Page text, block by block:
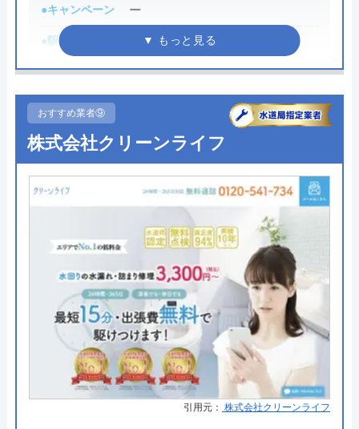
代表者 菅 陽悦
創業・設立 1914（大正3）年3月
所在地
〒028-6195
岩手県二戸市堀野字長地75番地4
対応エリア 青森県、岩手県
かんぶん便利くんのクチコミ on
（30 件のクチコミ）
たかしまる
1 年前
みんなやる気がみなぎってる
●キャンペーン ー
●駆けつけ時間
●受付時間
受付時間9:00～20:00営業時間7:30
～18:00
●定休日
受付土曜/日曜/祝日営業第2,4の土
曜日/日曜日/GW、お盆、年末年始
●出張見積もり 点検無料見積もり無料出張無料
●支払い方法 現金、クレジットカード
施工実績8,000件八戸市長より水洗
工事において17年連続表彰3年ごと
の優良工事事業者賞5年連続受賞
●保証・保険
詳細は公式HPでご確認ください
有限会社八戸水洗サービスがおすすめの理
おすすめ業者⑨
株式会社クリーンライフ
引用元： 株式会社クリーンライフ